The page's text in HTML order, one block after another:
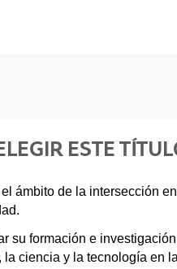
ESTE
ámbito de la intersección
su formación e
ciencia y la tecnología en